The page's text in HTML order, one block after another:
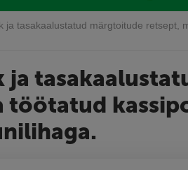
ja tasakaalustatud märgtoitude retsept,
ja